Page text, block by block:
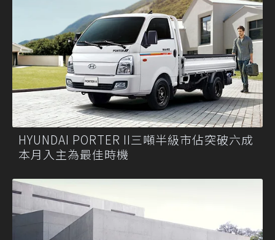
HYUNDAI PORTER II三噸半級市佔突破六成
本月入主為最佳時機